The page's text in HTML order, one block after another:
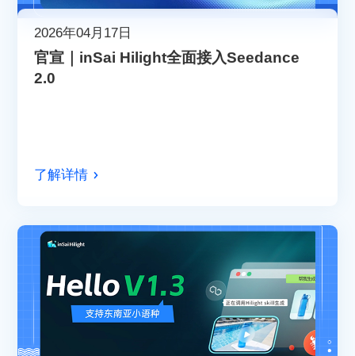
2026年04月17日
官宣｜inSai Hilight全面接入Seedance
2.0
了解详情